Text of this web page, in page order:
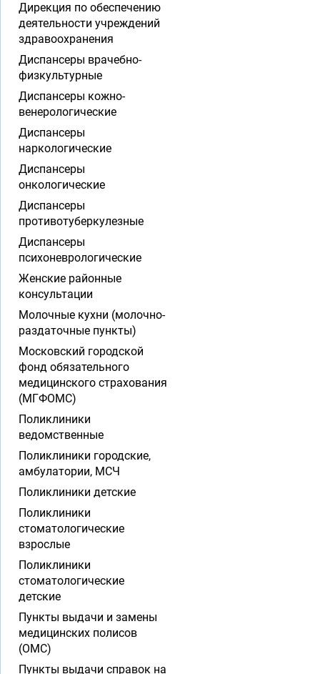
Дирекция по обеспечению
деятельности учреждений
здравоохранения
Диспансеры врачебно-
физкультурные
Диспансеры кожно-
венерологические
Диспансеры
наркологические
Диспансеры
онкологические
Диспансеры
противотуберкулезные
Диспансеры
психоневрологические
Женские районные
консультации
Молочные кухни (молочно-
раздаточные пункты)
Московский городской
фонд обязательного
медицинского страхования
(МГФОМС)
Поликлиники
ведомственные
Поликлиники городские,
амбулатории, МСЧ
Поликлиники детские
Поликлиники
стоматологические
взрослые
Поликлиники
стоматологические
детские
Пункты выдачи и замены
медицинских полисов
(ОМС)
Пункты выдачи справок на